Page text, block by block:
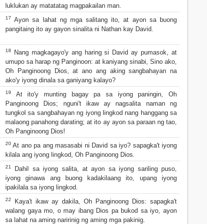
luklukan ay matatatag magpakailan man.
17
Ayon sa lahat ng mga salitang ito, at ayon sa buong
pangitaing ito ay gayon sinalita ni Nathan kay David.
18
Nang magkagayo'y ang haring si David ay pumasok, at
umupo sa harap ng Panginoon: at kaniyang sinabi, Sino ako,
Oh Panginoong Dios, at ano ang aking sangbahayan na
ako'y iyong dinala sa ganiyang kalayo?
19
At ito'y munting bagay pa sa iyong paningin, Oh
Panginoong Dios; nguni't ikaw ay nagsalita naman ng
tungkol sa sangbahayan ng iyong lingkod nang hanggang sa
malaong panahong darating; at ito ay ayon sa paraan ng tao,
Oh Panginoong Dios!
20 At ano pa ang masasabi ni David sa iyo? sapagka't iyong
kilala ang iyong lingkod, Oh Panginoong Dios.
21
Dahil sa iyong salita, at ayon sa iyong sariling puso,
iyong ginawa ang buong kadakilaang ito, upang iyong
ipakilala sa iyong lingkod.
22
Kaya't ikaw ay dakila, Oh Panginoong Dios: sapagka't
walang gaya mo, o may ibang Dios pa bukod sa iyo, ayon
sa lahat na aming naririnig ng aming mga pakinig.